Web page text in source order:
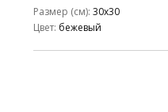
Размер (см) 30x30
Цвет бежевый